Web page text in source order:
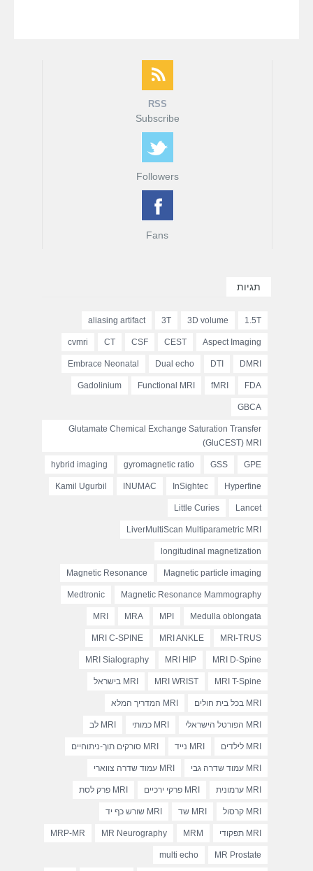
RSS
Subscribe
Followers
Fans
תגיות
1.5T
3D volume
3T
aliasing artifact
Aspect Imaging
CEST
CSF
CT
cvmri
DMRI
DTI
Dual echo
Embrace Neonatal
FDA
fMRI
Functional MRI
Gadolinium
GBCA
Glutamate Chemical Exchange Saturation Transfer
(GluCEST) MRI
GPE
GSS
gyromagnetic ratio
hybrid imaging
Hyperfine
InSightec
INUMAC
Kamil Ugurbil
Lancet
Little Curies
LiverMultiScan Multiparametric MRI
longitudinal magnetization
Magnetic particle imaging
Magnetic Resonance
Magnetic Resonance Mammography
Medtronic
Medulla oblongata
MPI
MRA
MRI
MRI-TRUS
MRI ANKLE
MRI C-SPINE
MRI D-Spine
MRI HIP
MRI Sialography
MRI T-Spine
MRI WRIST MRI בישראל
MRI בכל בית חולים MRI המדריך המלא
MRI הפורטל הישראלי MRI כמותי MRI לב
MRI לילדים MRI נייד MRI סורקים תוך-ניתוחיים
MRI עמוד שדרה גבי MRI עמוד שדרה צווארי
MRI ערמונית MRI פרקי ירכיים MRI פרק לסת
MRI קרסול MRI שד MRI שורש כף יד
MRI תפקודי MRM
MR Neurography
MRP-MR
MR Prostate
multi echo